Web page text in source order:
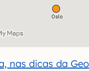
nas dicas da